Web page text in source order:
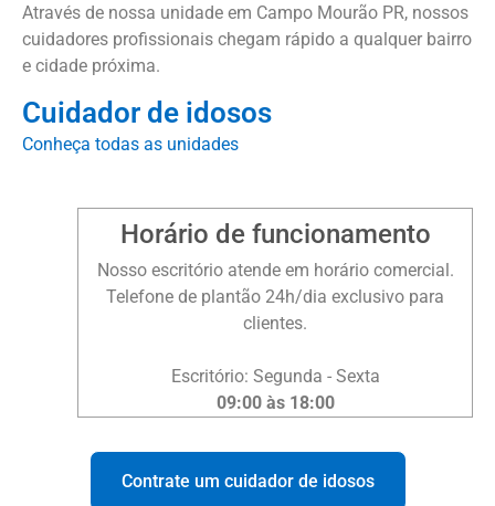
Através de nossa unidade em Campo Mourão PR, nossos
cuidadores profissionais chegam rápido a qualquer bairro
e cidade próxima.
Cuidador de idosos
Conheça todas as unidades
Horário de funcionamento
Nosso escritório atende em horário comercial.
Telefone de plantão 24h/dia exclusivo para
clientes.
Escritório: Segunda - Sexta
09:00 às 18:00
Contrate um cuidador de idosos